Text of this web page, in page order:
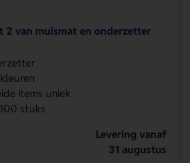
2 van muismat en onderzetter
items uniek
stuks
Levering vanaf
31 augustus